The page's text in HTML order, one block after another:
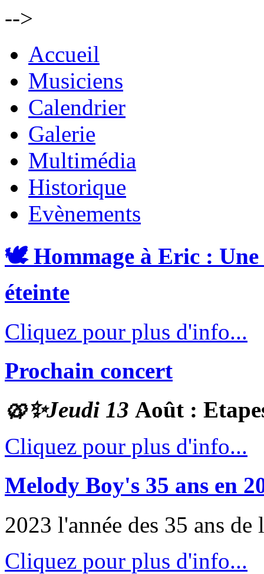
-->
Accueil
Musiciens
Calendrier
Galerie
Multimédia
Historique
Evènements
🕊️ Hommage à Eric : Une
éteinte
Cliquez pour plus d'info...
Prochain concert
🥨✨Jeudi 13 Août :
Cliquez pour plus d'info...
Melody Boy's 35 ans en
2023 l'année des 35 ans
Cliquez pour plus d'info...